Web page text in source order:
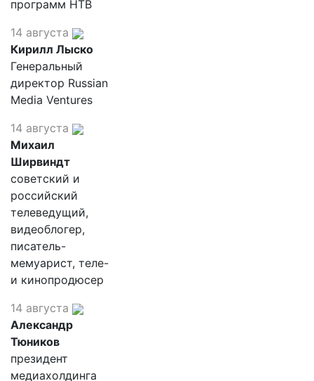
программ НТВ
14 августа
Кирилл Лыско
Генеральный
директор Russian
Media Ventures
14 августа
Михаил
Ширвиндт
советский и
российский
телеведущий,
видеоблогер,
писатель-
мемуарист, теле-
и кинопродюсер
14 августа
Александр
Тюников
президент
медиахолдинга